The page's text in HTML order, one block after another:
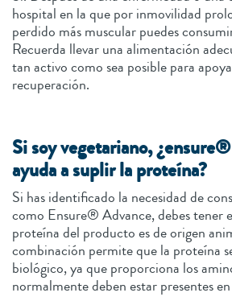
hospital en la que por inmovilidad
perdido más muscular puedes
Recuerda llevar una alimentación
tan activo como sea posible para
recuperación.
Si soy vegetariano,
ayuda a suplir la proteína?
Si has identificado la necesidad de
como Ensure® Advance, debes tener
proteína del producto es de origen
combinación permite que la proteína
biológico, ya que proporciona los
normalmente deben estar presentes